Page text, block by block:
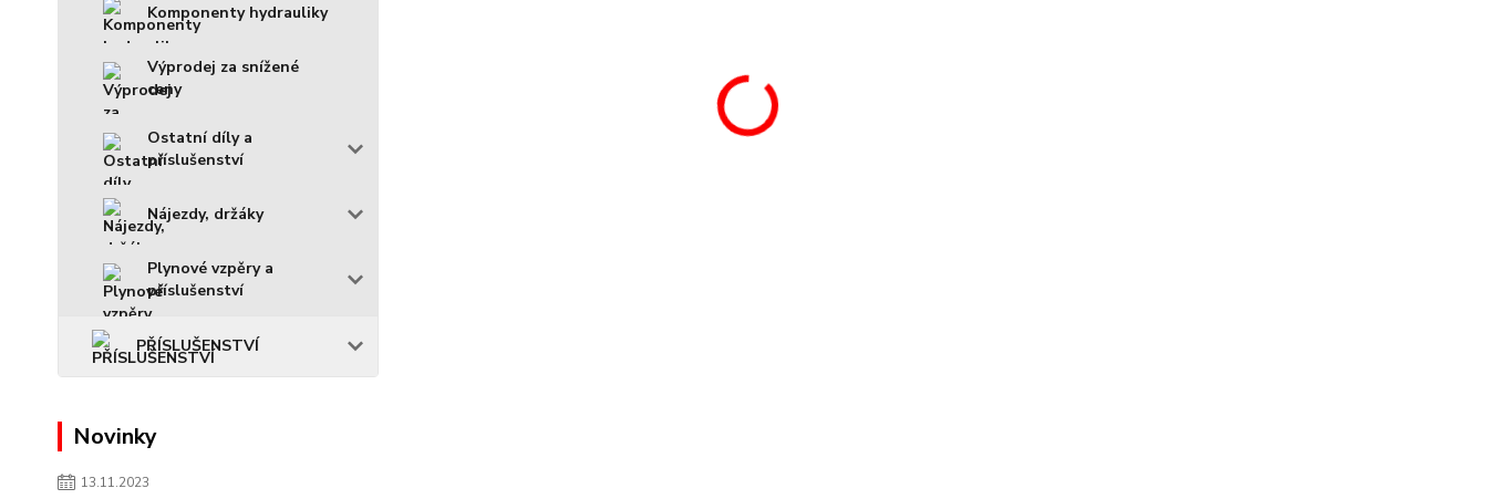
Komponenty hydrauliky
Výprodej za snížené
ceny
Ostatní díly a
příslušenství
Nájezdy, držáky
Plynové vzpěry a
příslušenství
PŘÍSLUŠENSTVÍ
Novinky
13.11.2023